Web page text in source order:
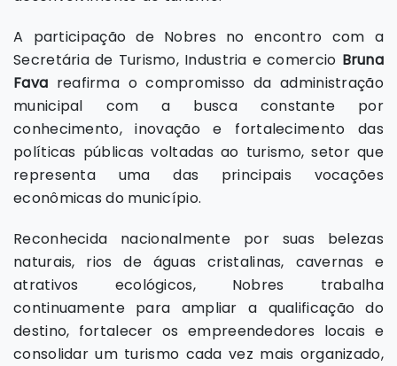
A participação de Nobres no encontro com a
Secretária de Turismo, Industria e comercio Bruna
Fava reafirma o compromisso da administração
municipal com a busca constante por
conhecimento, inovação e fortalecimento das
políticas públicas voltadas ao turismo, setor que
representa uma das principais vocações
econômicas do município.
Reconhecida nacionalmente por suas belezas
naturais, rios de águas cristalinas, cavernas e
atrativos ecológicos, Nobres trabalha
continuamente para ampliar a qualificação do
destino, fortalecer os empreendedores locais e
consolidar um turismo cada vez mais organizado,